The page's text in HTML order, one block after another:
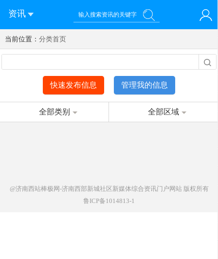
资讯
您好！欢迎来到济南西站棒极网-济南西部新城社区新媒体综
合资讯门户网站
登录 注册 微信快速登录
当前位置： 分类首页
快速发布信息 管理我的信息
全部类别 全部区域
@济南西站棒极网-济南西部新城社区新媒体综合资讯门户网站版权所有
鲁ICP备1014813-1